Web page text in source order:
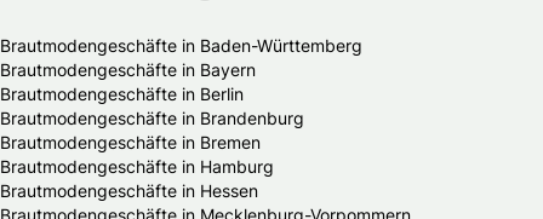
Brautmodengeschäfte in Baden-Württemberg
Brautmodengeschäfte in Bayern
Brautmodengeschäfte in Berlin
Brautmodengeschäfte in Brandenburg
Brautmodengeschäfte in Bremen
Brautmodengeschäfte in Hamburg
Brautmodengeschäfte in Hessen